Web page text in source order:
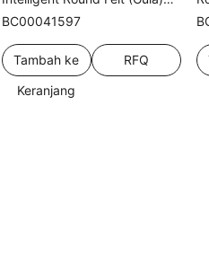
NORA Electric Felt AI
BC00041597
Tambah ke
Keranjang
RFQ